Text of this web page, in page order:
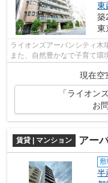
東
築
東
ライオンズアーバンシティ木場 木場エリアは、都心までのアクセスが良
また、自然豊かなで子育て環
現在空
「ライオン
お
賃貸 | マンション アーバン
半